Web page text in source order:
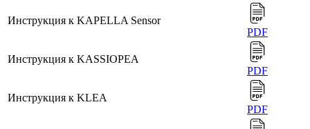
Инструкция к KAPELLA Sensor
PDF
Инструкция к KASSIOPEA
PDF
Инструкция к KLEA
PDF